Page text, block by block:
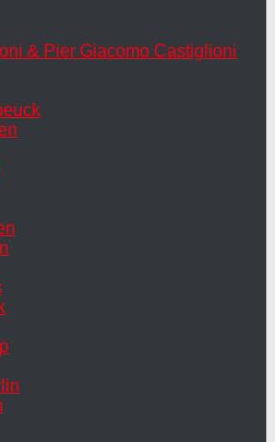
& Pier Giacomo Castiglioni